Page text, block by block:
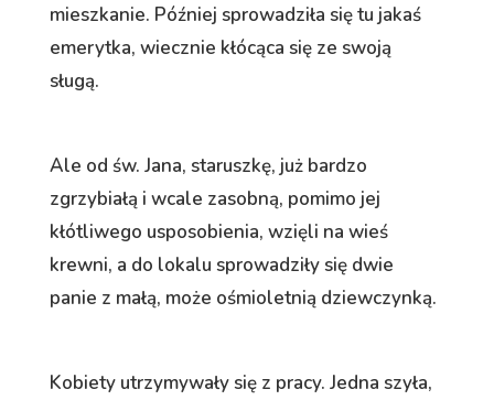
mieszkanie. Później sprowadziła się tu jakaś
emerytka, wiecznie kłócąca się ze swoją
sługą.
Ale od św. Jana, staruszkę, już bardzo
zgrzybiałą i wcale zasobną, pomimo jej
kłótliwego usposobienia, wzięli na wieś
krewni, a do lokalu sprowadziły się dwie
panie z małą, może ośmioletnią dziewczynką.
Kobiety utrzymywały się z pracy. Jedna szyła,